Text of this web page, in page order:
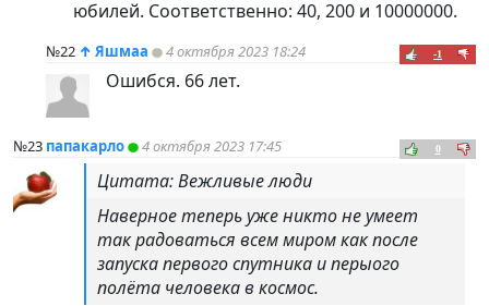
юбилей. Соответственно: 40, 200 и 10000000.
№22 ↑ Яшмаа 4 октября 2023 18:24 -1
Ошибся. 66 лет.
№23 папакарло 4 октября 2023 17:45 0
Цитата: Вежливые люди
Наверное теперь уже никто не умеет
так радоваться всем миром как после
запуска первого спутника и перыого
полёта человека в космос.